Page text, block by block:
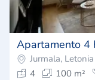
Apartamento 4
Jurmala, Letonia
4
100 m²